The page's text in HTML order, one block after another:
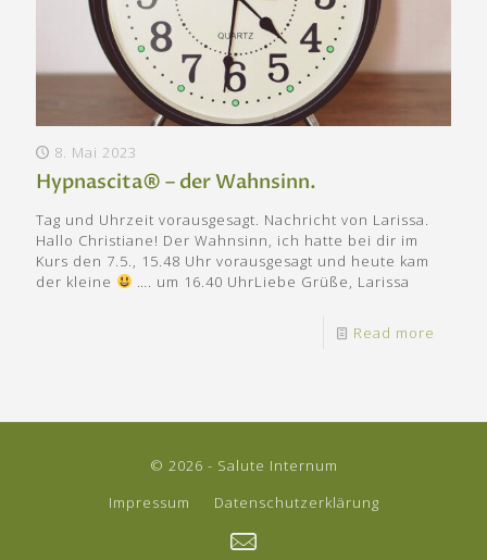
8. Mai 2023
Hypnascita® – der Wahnsinn.
Tag und Uhrzeit vorausgesagt. Nachricht von Larissa.
Hallo Christiane! Der Wahnsinn, ich hatte bei dir im
Kurs den 7.5., 15.48 Uhr vorausgesagt und heute kam
der kleine
…. um 16.40 UhrLiebe Grüße, Larissa
Read more
© 2026 - Salute Internum
Impressum
Datenschutzerklärung